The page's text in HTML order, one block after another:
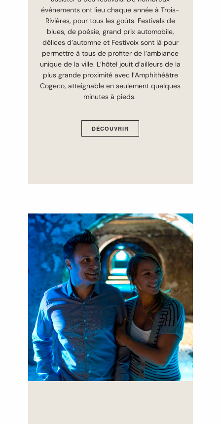
événements ont lieu chaque année à Trois-
Rivières, pour tous les goûts. Festivals de
blues, de poésie, grand prix automobile,
délices d’automne et Festivoix sont là pour
permettre à tous de profiter de l’ambiance
unique de la ville. L’hôtel jouit d’ailleurs de la
plus grande proximité avec l’Amphithéâtre
Cogeco, atteignable en seulement quelques
minutes à pieds.
DÉCOUVRIR